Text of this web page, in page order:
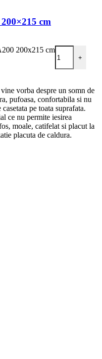
cm
200x215 cm
+
vorba despre un somn de
pufoasa, confortabila si nu
pe toata suprafata.
ce nu permite iesirea
moale, catifelat si placut la
placuta de caldura.